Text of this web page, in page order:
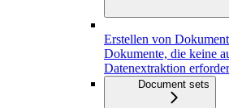
Erstellen von
Dokumente, die keine
Datenextraktion
Document sets